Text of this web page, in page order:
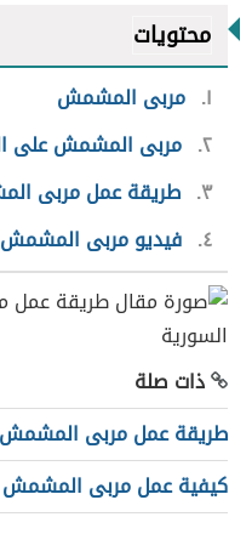
محتويات
١ مربى المشمش
٢ مربى المشمش على
٣ طريقة عمل مربى
٤ فيديو مربى المشمش
ذات صلة
طريقة عمل مربى
كيفية عمل مربى المشمش